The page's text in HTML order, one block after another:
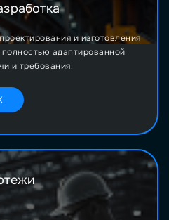
и изготовления
адаптированной
и требования.